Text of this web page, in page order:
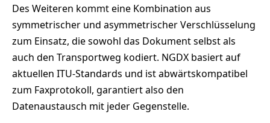
Des Weiteren kommt eine Kombination aus
symmetrischer und asymmetrischer Verschlüsselung
zum Einsatz, die sowohl das Dokument selbst als
auch den Transportweg kodiert. NGDX basiert auf
aktuellen ITU-Standards und ist abwärtskompatibel
zum Faxprotokoll, garantiert also den
Datenaustausch mit jeder Gegenstelle.